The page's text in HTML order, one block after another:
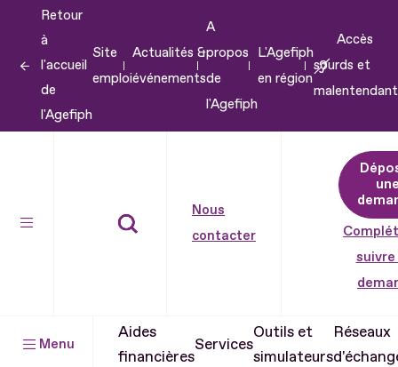
contenu
Retour
à
l'accueil
de
l'Agefiph
Site
emploi
Actualités &
événements
A
propos
de
l'Agefiph
L'Agefiph
en région
Accès
sourds et
Nous
contacter
suivre
Menu
Aides
financières
Services
Outils et
simulateurs
Réseaux